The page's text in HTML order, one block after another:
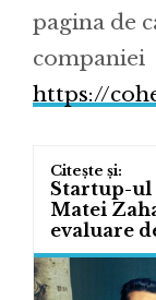
pagina de
companiei
https://
Startup-ul
Matei
evaluare